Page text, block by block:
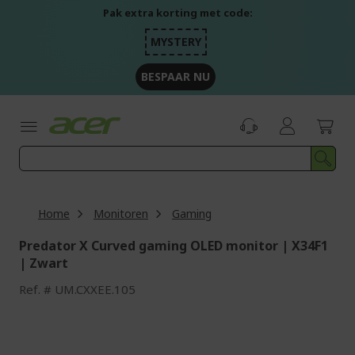
Pak extra korting met code:
MYSTERY
BESPAAR NU
Home Monitoren Gaming
Predator X Curved gaming OLED monitor | X34F1
| Zwart
Ref. UM.CXXEE.105